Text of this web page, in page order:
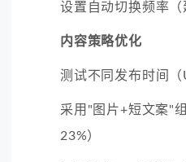
设置自动切换频率（
内容策略优化
测试不同发布时间（
采用"图片+短文案"
23%）